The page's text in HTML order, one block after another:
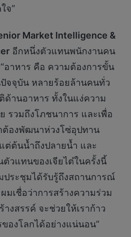
จ”
Market Intelligence &
อีกหนึ่งตัวแทนพนักงานคน
อาหาร คือ ความต้องการขั้น
จจุบัน หลายร้อยล้านคนทั่ว
ด้านอาหาร ทั้งในแง่ความ
รวมถึงโภชนาการ และเพื่อ
ต้องพัฒนาห่วงโซ่อุปทาน
ต้นน้ำถึงปลายน้ำ และ
ตัวแทนของเจียไต๋ในครั้งนี้
ประชุมได้รับรู้ถึงสถานการณ์
มเชื่อว่าการสร้างความร่วม
งสรรค์ จะช่วยให้เราก้าว
องโลกได้อย่างแน่นอน”